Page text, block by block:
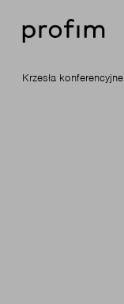
Krzesła konferencyjne